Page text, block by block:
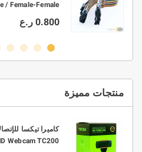
/ Female-Female
0.800 ر.ع
منتجات مميزة
Webcam TC200